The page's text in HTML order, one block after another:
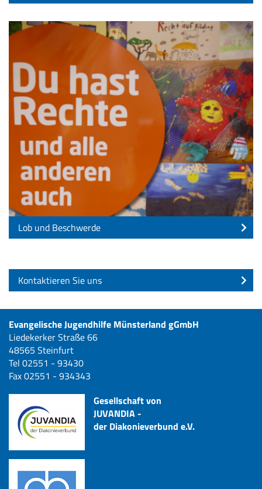
Lob und Beschwerde
Kontaktieren Sie uns
Evangelische Jugendhilfe Münsterland gGmbH
Liedekerker Straße 66
48565 Steinfurt
Tel 02551 - 93430
Fax 02551 - 934343
Gesellschaft von
JUVANDIA -
der Diakonieverbund e.V.